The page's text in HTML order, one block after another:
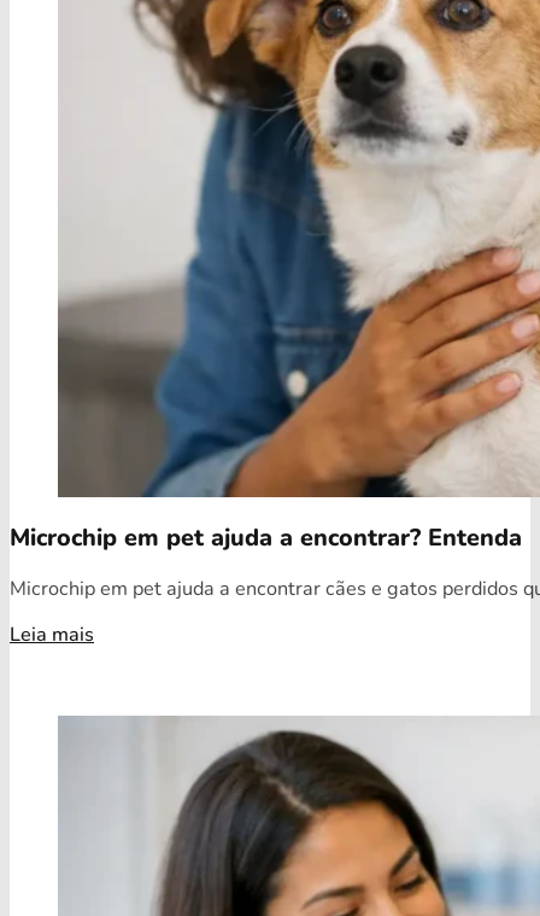
Microchip em pet ajuda a encontrar? Entenda
Microchip em pet ajuda a encontrar cães e gatos perdidos
Leia mais